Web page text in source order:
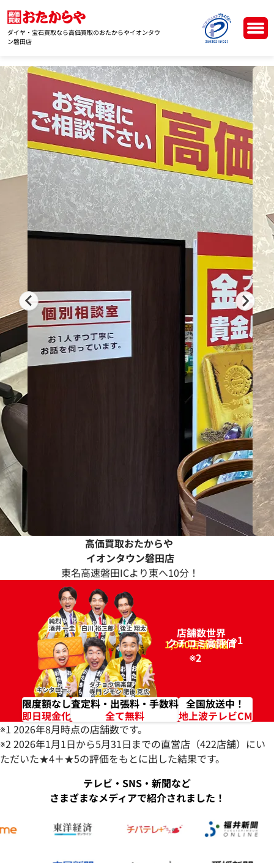
ダイヤ・宝石買取なら高価買取のおたからやイオンタウ
ン磐田店
高価買取おたからや
イオンタウン磐田店
東名高速磐田ICより東へ10分！
店舗数世界
1,940店舗突破！
※1
クチコミ高評価
96.2%
※2
限度額なし
即日現金化
査定料・出張料・手数料
全て無料
全国放送中！
地上波テレビCM
※1 2026年8月時点の店舗数です。
※2 2026年1月1日から5月31日までの直営店（422店舗）にい
ただいた★4＋★5の評価をもとに出した結果です。
テレビ・SNS・新聞など
さまざまなメディアで紹介されました！